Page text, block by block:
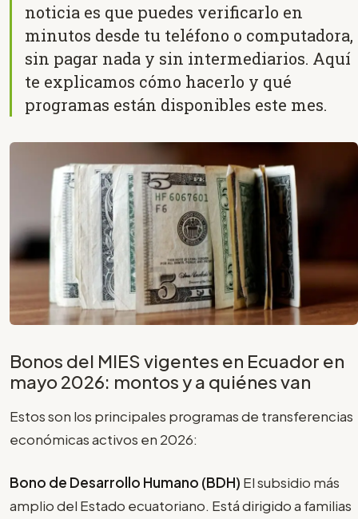
noticia es que puedes verificarlo en
minutos desde tu teléfono o computadora,
sin pagar nada y sin intermediarios. Aquí
te explicamos cómo hacerlo y qué
programas están disponibles este mes.
Bonos del MIES vigentes en Ecuador en
mayo 2026: montos y a quiénes van
Estos son los principales programas de transferencias
económicas activos en 2026:
Bono de Desarrollo Humano (BDH) El subsidio más
amplio del Estado ecuatoriano. Está dirigido a familias